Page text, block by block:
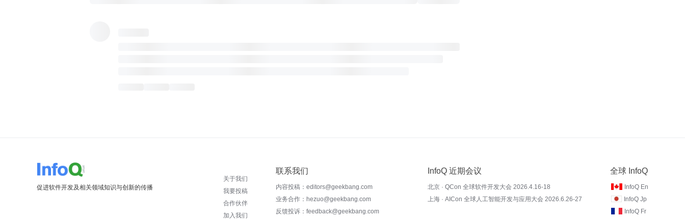
促进软件开发及相关领域知识与创新的传播
关于我们
我要投稿
合作伙伴
加入我们
联系我们
内容投稿：editors@geekbang.com
业务合作：hezuo@geekbang.com
反馈投诉：feedback@geekbang.com
InfoQ 近期会议
北京 · QCon 全球软件开发大会 2026.4.16-18
上海 · AICon 全球人工智能开发与应用大会 2026.6.26-27
全球 InfoQ
InfoQ En
InfoQ Jp
InfoQ Fr